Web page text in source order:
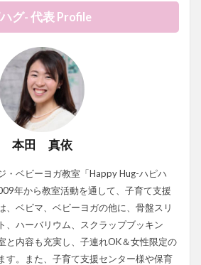
グ- 代表 Profile
本田 真依
・ベビーヨガ教室「Happy Hug-ハピハ
年から教室活動を通して、子育て支援
、ベビマ、ベビーヨガの他に、骨盤スリ
、ハーバリウム、スクラップブッキン
と内容も充実し、子連れOK＆女性限定の
す。また、子育て支援センター様や保育